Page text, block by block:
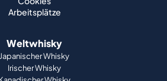
Arbeitsplätze
Weltwhisky
Japanischer Whisky
Irischer Whisky